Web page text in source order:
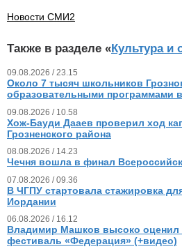
Новости СМИ2
Также в разделе «Культура и
09.08.2026 / 23.15
Около 7 тысяч школьников
образовательными программами
09.08.2026 / 10.58
Хож-Бауди Дааев проверил ход
Грозненского района
08.08.2026 / 14.23
Чечня вошла в финал
07.08.2026 / 09.36
В ЧГПУ стартовала стажировка
Иордании
06.08.2026 / 16.12
Владимир Машков высоко оценил
фестиваль «Федерация» (+видео)